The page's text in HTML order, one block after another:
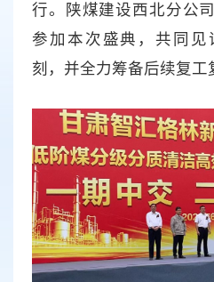
行。陕煤建设西北分公
参加本次盛典，共同
刻，并全力筹备后续复工